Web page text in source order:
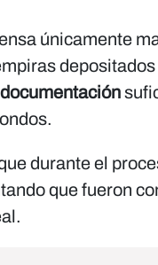
únicamente
documentación
durante el
que fueron